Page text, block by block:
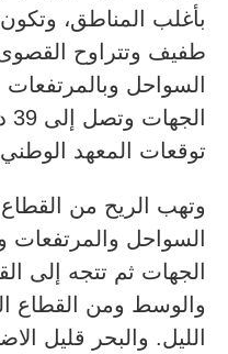
بأغلب المناطق،
توقعات المعهد
وتهب الريح من
السواحل والمرتفعات
الجهات ثم تتجه إلى
والوسط ومن القطاع
الليل. والبحر قليل